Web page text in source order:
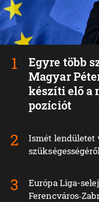
Egyre több
Magyar
készíti elő a
pozíciót
Ismét lendületet
Európa Liga-